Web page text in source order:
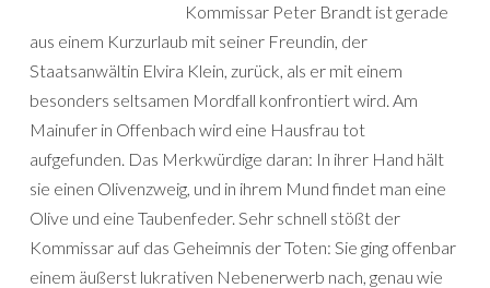
Kommissar Peter Brandt ist gerade
aus einem Kurzurlaub mit seiner Freundin, der
Staatsanwältin Elvira Klein, zurück, als er mit einem
besonders seltsamen Mordfall konfrontiert wird. Am
Mainufer in Offenbach wird eine Hausfrau tot
aufgefunden. Das Merkwürdige daran: In ihrer Hand hält
sie einen Olivenzweig, und in ihrem Mund findet man eine
Olive und eine Taubenfeder. Sehr schnell stößt der
Kommissar auf das Geheimnis der Toten: Sie ging offenbar
einem äußerst lukrativen Nebenerwerb nach, genau wie